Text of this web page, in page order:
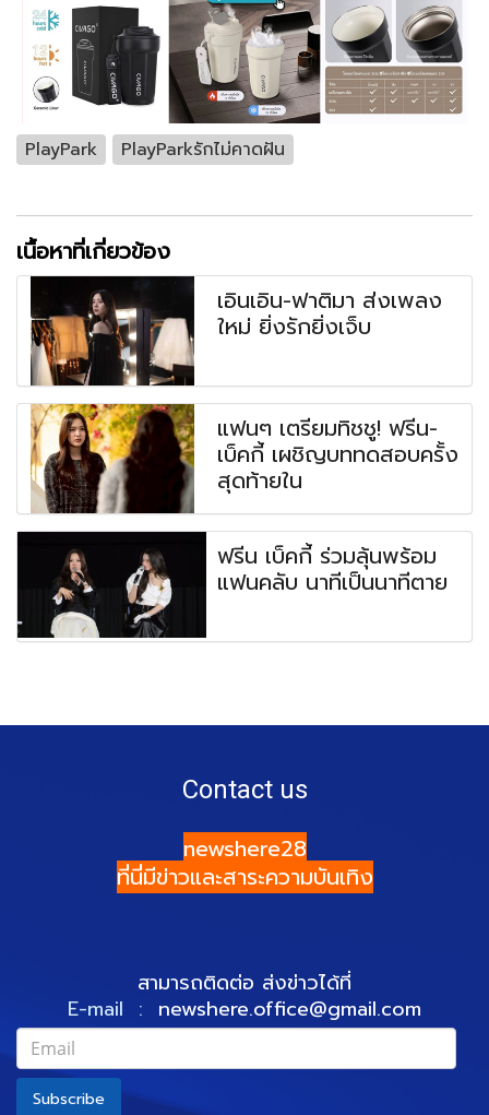
PlayPark PlayParkรักไม่คาดฝัน
เนื้อหาที่เกี่ยวข้อง
เอินเอิน-ฟาติมา ส่งเพลง
ใหม่ ยิ่งรักยิ่งเจ็บ
แฟนๆ เตรียมทิชชู! ฟรีน-
เบ็คกี้ เผชิญบททดสอบครั้ง
สุดท้ายใน
ฟรีน เบ็คกี้ ร่วมลุ้นพร้อม
แฟนคลับ นาทีเป็นนาทีตาย
Contact us
newshere28
ที่นี่มีข่าวและสาระความบันเทิง
สามารถติดต่อ ส่งข่าวได้ที่
E-mail : newshere.office@gmail.com
Subscribe